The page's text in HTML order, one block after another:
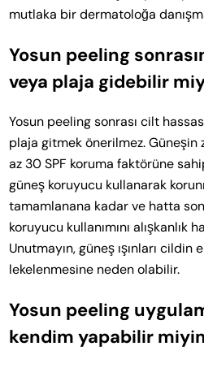
mutlaka bir dermatoloğa
Yosun peeling
veya plaja gidebilir
Yosun peeling sonrası cilt
plaja gitmek önerilmez. Güneşin
az 30 SPF koruma faktörüne
güneş koruyucu kullanarak
tamamlanana kadar ve hatta
koruyucu kullanımını
Unutmayın, güneş ışınları cildin
lekelenmesine neden olabilir.
Yosun peeling uyg
kendim yapabilir